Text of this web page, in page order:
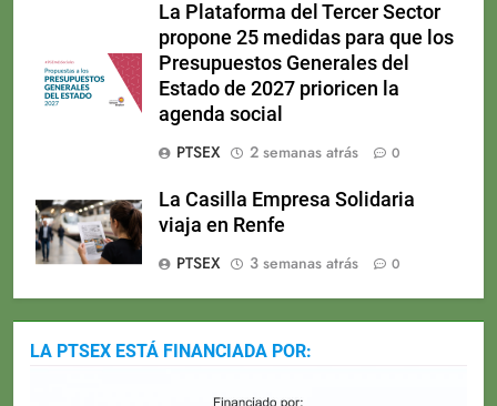
La Plataforma del Tercer Sector
propone 25 medidas para que los
Presupuestos Generales del
Estado de 2027 prioricen la
agenda social
PTSEX
2 semanas atrás 0
La Casilla Empresa Solidaria
viaja en Renfe
PTSEX
3 semanas atrás 0
LA PTSEX ESTÁ FINANCIADA POR: